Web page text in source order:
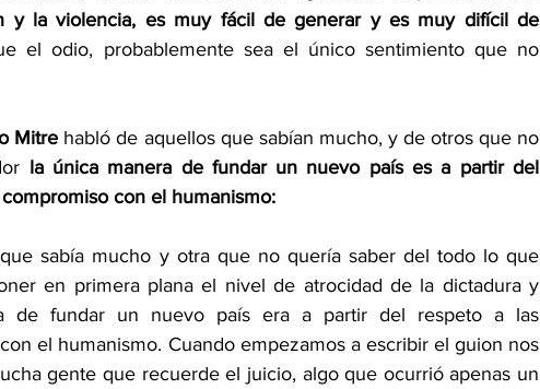
y la violencia, es muy fácil de generar y es muy difícil de
el odio, probablemente sea el único sentimiento que no
Mitre habló de aquellos que sabían mucho, y de otros que no
la única manera de fundar un nuevo país es a partir del
con el humanismo:
sabía mucho y otra que no quería saber del todo lo que
en primera plana el nivel de atrocidad de la dictadura y
de fundar un nuevo país era a partir del respeto a las
el humanismo. Cuando empezamos a escribir el guion nos
gente que recuerde el juicio, algo que ocurrió apenas un